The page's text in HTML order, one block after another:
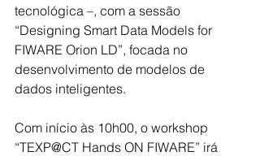
tecnológica –, com a sessão
“Designing Smart Data Models for
FIWARE Orion LD”, focada no
desenvolvimento de modelos de
dados inteligentes.
Com início às 10h00, o workshop
“TEXP@CT Hands ON FIWARE” irá